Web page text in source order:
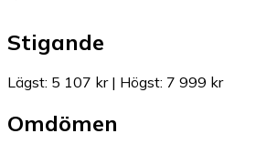
Stigande
Lägst: 5 107 kr| Högst: 7 999 kr
Omdömen